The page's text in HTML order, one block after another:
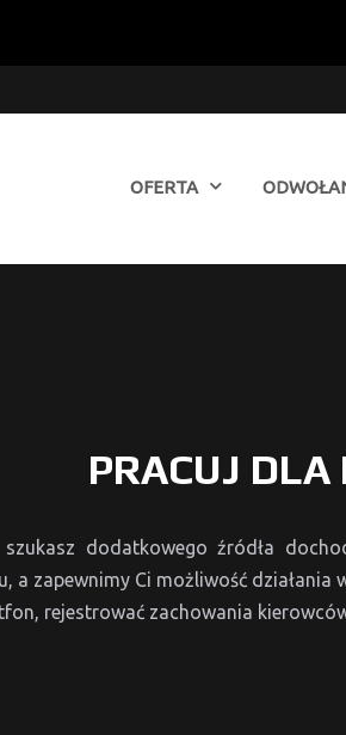
OFERTA
PRACUJ DLA
dodatkowego źródła
a zapewnimy Ci możliwość
rejestrować zachowania